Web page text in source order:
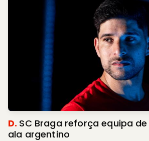
D. SC Braga reforça equipa
ala argentino